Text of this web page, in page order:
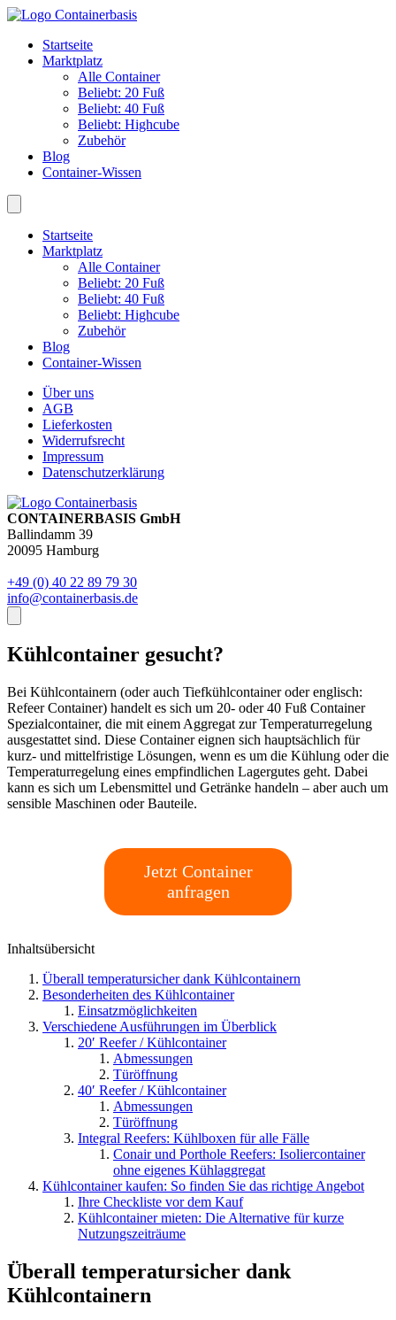
Startseite
Marktplatz
Alle Container
Beliebt: 20 Fuß
Beliebt: 40 Fuß
Beliebt: Highcube
Zubehör
Blog
Container-Wissen
Startseite
Marktplatz
Alle Container
Beliebt: 20 Fuß
Beliebt: 40 Fuß
Beliebt: Highcube
Zubehör
Blog
Container-Wissen
Über uns
AGB
Lieferkosten
Widerrufsrecht
Impressum
Datenschutzerklärung
CONTAINERBASIS GmbH
Ballindamm 39
20095 Hamburg
+49 (0) 40 22 89 79 30
info@containerbasis.de
Kühlcontainer gesucht?
Bei Kühlcontainern (oder auch Tiefkühlcontainer oder englisch:
Refeer Container) handelt es sich um 20- oder 40 Fuß Container
Spezialcontainer, die mit einem Aggregat zur Temperaturregelung
ausgestattet sind. Diese Container eignen sich hauptsächlich für
kurz- und mittelfristige Lösungen, wenn es um die Kühlung oder die
Temperaturregelung eines empfindlichen Lagergutes geht. Dabei
kann es sich um Lebensmittel und Getränke handeln – aber auch um
sensible Maschinen oder Bauteile.
Jetzt Container
anfragen
Inhaltsübersicht
Überall temperatursicher dank Kühlcontainern
Besonderheiten des Kühlcontainer
Einsatzmöglichkeiten
Verschiedene Ausführungen im Überblick
20′ Reefer / Kühlcontainer
Abmessungen
Türöffnung
40′ Reefer / Kühlcontainer
Abmessungen
Türöffnung
Integral Reefers: Kühlboxen für alle Fälle
Conair und Porthole Reefers: Isoliercontainer
ohne eigenes Kühlaggregat
Kühlcontainer kaufen: So finden Sie das richtige Angebot
Ihre Checkliste vor dem Kauf
Kühlcontainer mieten: Die Alternative für kurze
Nutzungszeiträume
Überall temperatursicher dank
Kühlcontainern